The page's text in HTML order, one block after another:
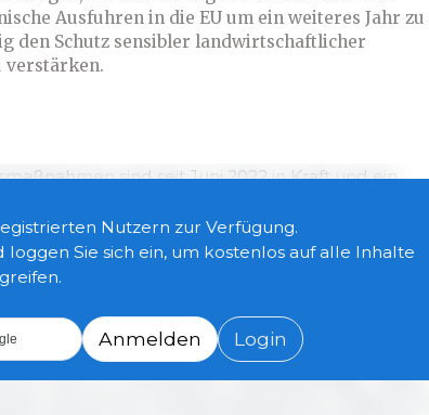
Ausfuhren in die EU um ein weiteres Jahr zu
den Schutz sensibler landwirtschaftlicher
verstärken.
sind seit Juni 2022 in Kraft und ein
tragen zur Verbesserung der schwierigen Lage
Ausführer infolge des unprovozierten und
Russlands bei.
hauptsächlich die
berücksichtigen sie auch die Anliegen der
in der EU und anderer Interessenträger. Daher
autonomen Handelsmaßnahmen zusätzlich
Nutzern zur Verfügung.
loggen Sie sich ein, um kostenlos auf alle Inhalte
Anmelden Login